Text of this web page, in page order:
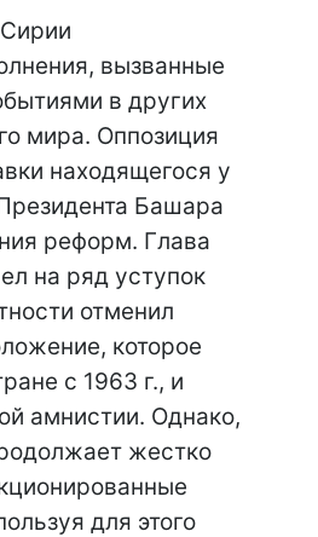
вызванные
в других
мира. Оппозиция
находящегося у
Башара
реформ. Глава
на ряд уступок
отменил
которое
с 1963 г., и
амнистии. Однако,
жестко
для этого